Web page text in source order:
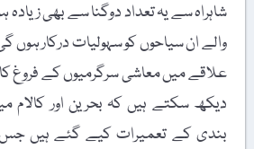
شاہراہ سے یہ تعداد دوگنا سے بھی
والے ان سیاحوں کو سہولیات درکار ہوں
علاقے میں معاشی سرگرمیوں کے فروغ
دیکھ سکتے ہیں کہ بحرین اور کالام
بندی کے تعمیرات کیے گئے ہیں